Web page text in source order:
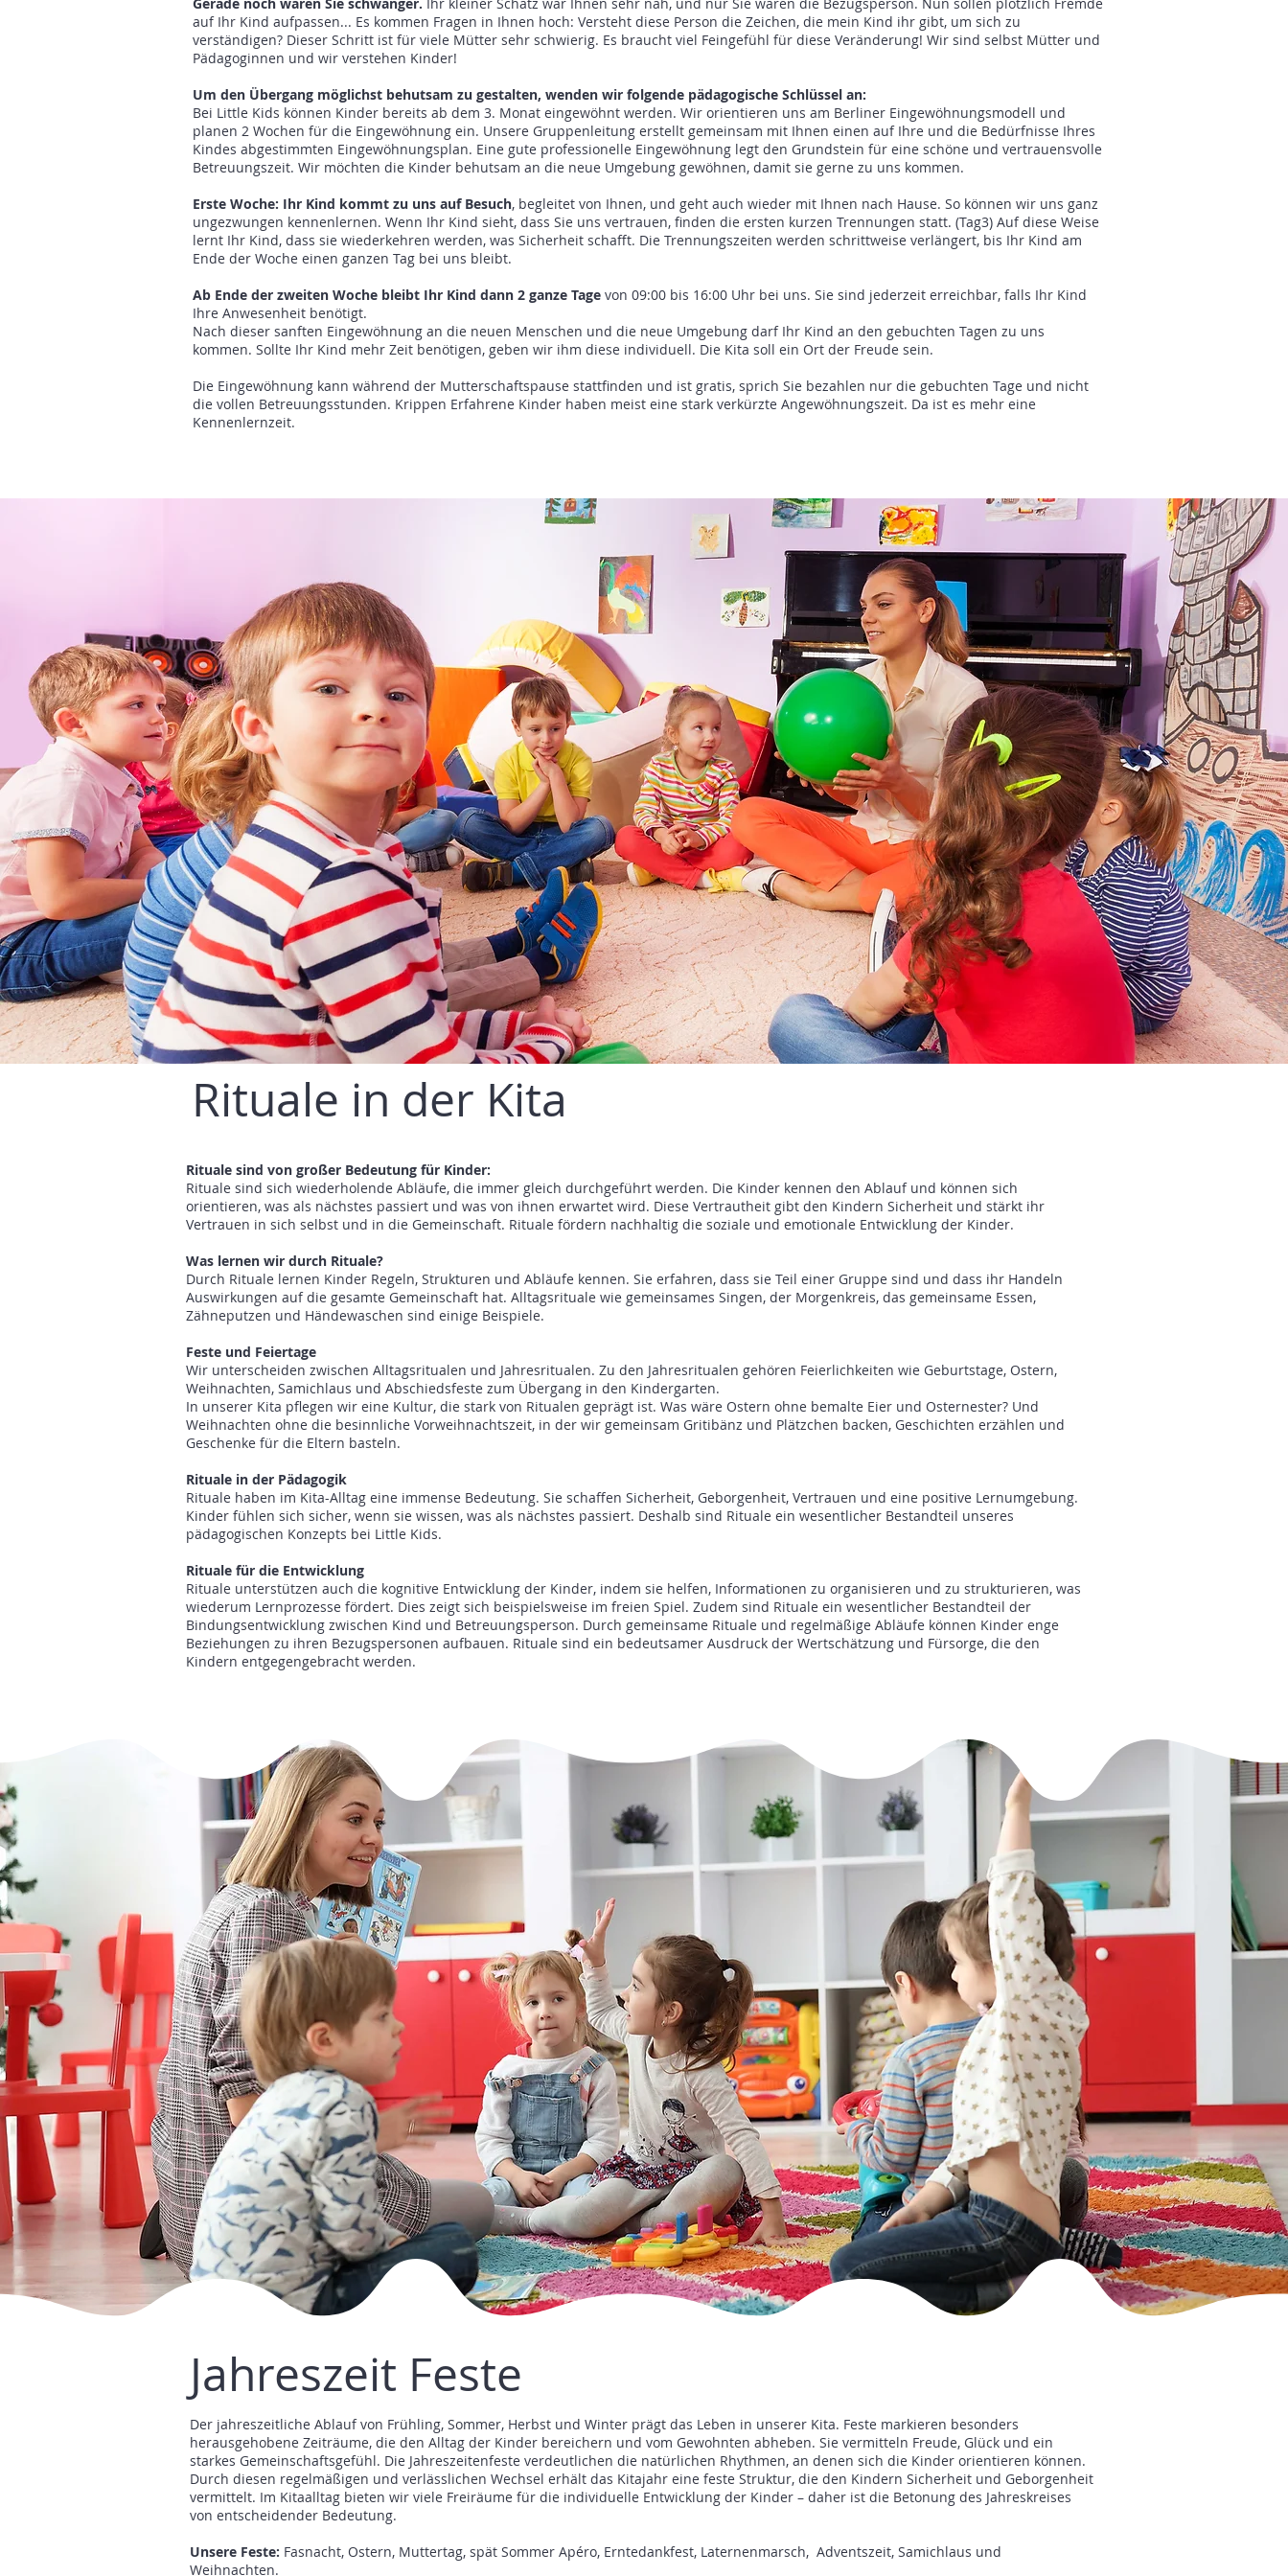
auf Ihr Kind aufpassen... Es kommen Fragen in Ihnen hoch: Versteht diese Person die Zeichen, die mein Kind ihr gibt, um sich zu
verständigen? Dieser Schritt ist für viele Mütter sehr schwierig. Es braucht viel Feingefühl für diese Veränderung! Wir sind selbst Mütter und
Pädagoginnen und wir verstehen Kinder!
Um den Übergang möglichst behutsam zu gestalten, wenden wir folgende pädagogische Schlüssel an:
Bei Little Kids können Kinder bereits ab dem 3. Monat eingewöhnt werden. Wir orientieren uns am Berliner Eingewöhnungsmodell und
planen 2 Wochen für die Eingewöhnung ein. Unsere Gruppenleitung erstellt gemeinsam mit Ihnen einen auf Ihre und die Bedürfnisse Ihres
Kindes abgestimmten Eingewöhnungsplan. Eine gute professionelle Eingewöhnung legt den Grundstein für eine schöne und vertrauensvolle
Betreuungszeit. Wir möchten die Kinder behutsam an die neue Umgebung gewöhnen, damit sie gerne zu uns kommen.
Erste Woche: Ihr Kind kommt zu uns auf Besuch, begleitet von Ihnen, und geht auch wieder mit Ihnen nach Hause. So können wir uns ganz
ungezwungen kennenlernen. Wenn Ihr Kind sieht, dass Sie uns vertrauen, finden die ersten kurzen Trennungen statt. (Tag3) Auf diese Weise
lernt Ihr Kind, dass sie wiederkehren werden, was Sicherheit schafft. Die Trennungszeiten werden schrittweise verlängert, bis Ihr Kind am
Ende der Woche einen ganzen Tag bei uns bleibt.
Ab Ende der zweiten Woche bleibt Ihr Kind dann 2 ganze Tage von 09:00 bis 16:00 Uhr bei uns. Sie sind jederzeit erreichbar, falls Ihr Kind
Ihre Anwesenheit benötigt.
Nach dieser sanften Eingewöhnung an die neuen Menschen und die neue Umgebung darf Ihr Kind an den gebuchten Tagen zu uns
kommen. Sollte Ihr Kind mehr Zeit benötigen, geben wir ihm diese individuell. Die Kita soll ein Ort der Freude sein.
Die Eingewöhnung kann während der Mutterschaftspause stattfinden und ist gratis, sprich Sie bezahlen nur die gebuchten Tage und nicht
die vollen Betreuungsstunden. Krippen Erfahrene Kinder haben meist eine stark verkürzte Angewöhnungszeit. Da ist es mehr eine
Kennenlernzeit.
Rituale in der Kita
Rituale sind von großer Bedeutung für Kinder:
Rituale sind sich wiederholende Abläufe, die immer gleich durchgeführt werden. Die Kinder kennen den Ablauf und können sich
orientieren, was als nächstes passiert und was von ihnen erwartet wird. Diese Vertrautheit gibt den Kindern Sicherheit und stärkt ihr
Vertrauen in sich selbst und in die Gemeinschaft. Rituale fördern nachhaltig die soziale und emotionale Entwicklung der Kinder.
Was lernen wir durch Rituale?
Durch Rituale lernen Kinder Regeln, Strukturen und Abläufe kennen. Sie erfahren, dass sie Teil einer Gruppe sind und dass ihr Handeln
Auswirkungen auf die gesamte Gemeinschaft hat. Alltagsrituale wie gemeinsames Singen, der Morgenkreis, das gemeinsame Essen,
Zähneputzen und Händewaschen sind einige Beispiele.
Feste und Feiertage
Wir unterscheiden zwischen Alltagsritualen und Jahresritualen. Zu den Jahresritualen gehören Feierlichkeiten wie Geburtstage, Ostern,
Weihnachten, Samichlaus und Abschiedsfeste zum Übergang in den Kindergarten.
In unserer Kita pflegen wir eine Kultur, die stark von Ritualen geprägt ist. Was wäre Ostern ohne bemalte Eier und Osternester? Und
Weihnachten ohne die besinnliche Vorweihnachtszeit, in der wir gemeinsam Gritibänz und Plätzchen backen, Geschichten erzählen und
Geschenke für die Eltern basteln.
Rituale in der Pädagogik
Rituale haben im Kita-Alltag eine immense Bedeutung. Sie schaffen Sicherheit, Geborgenheit, Vertrauen und eine positive Lernumgebung.
Kinder fühlen sich sicher, wenn sie wissen, was als nächstes passiert. Deshalb sind Rituale ein wesentlicher Bestandteil unseres
pädagogischen Konzepts bei Little Kids.
Rituale für die Entwicklung
Rituale unterstützen auch die kognitive Entwicklung der Kinder, indem sie helfen, Informationen zu organisieren und zu strukturieren, was
wiederum Lernprozesse fördert. Dies zeigt sich beispielsweise im freien Spiel. Zudem sind Rituale ein wesentlicher Bestandteil der
Bindungsentwicklung zwischen Kind und Betreuungsperson. Durch gemeinsame Rituale und regelmäßige Abläufe können Kinder enge
Beziehungen zu ihren Bezugspersonen aufbauen. Rituale sind ein bedeutsamer Ausdruck der Wertschätzung und Fürsorge, die den
Kindern entgegengebracht werden.
Jahreszeit Feste
Der jahreszeitliche Ablauf von Frühling, Sommer, Herbst und Winter prägt das Leben in unserer Kita. Feste markieren besonders
herausgehobene Zeiträume, die den Alltag der Kinder bereichern und vom Gewohnten abheben. Sie vermitteln Freude, Glück und ein
starkes Gemeinschaftsgefühl. Die Jahreszeitenfeste verdeutlichen die natürlichen Rhythmen, an denen sich die Kinder orientieren können.
Durch diesen regelmäßigen und verlässlichen Wechsel erhält das Kitajahr eine feste Struktur, die den Kindern Sicherheit und Geborgenheit
vermittelt. Im Kitaalltag bieten wir viele Freiräume für die individuelle Entwicklung der Kinder – daher ist die Betonung des Jahreskreises
von entscheidender Bedeutung.
Unsere Feste: Fasnacht, Ostern, Muttertag, spät Sommer Apéro, Erntedankfest, Laternenmarsch, Adventszeit, Samichlaus und
Weihnachten.